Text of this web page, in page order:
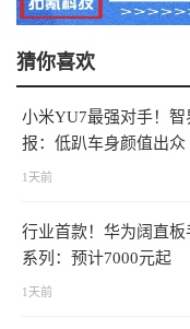
猜你喜欢
小米YU7最强对手！智
报：低趴车身颜值出众
1天前
行业首款！华为阔直板
系列：预计7000元起
1天前